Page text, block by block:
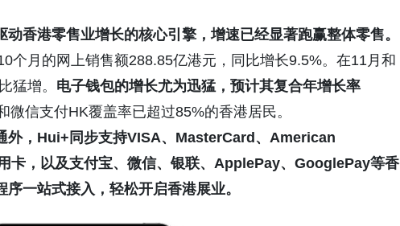
动香港零售业增长的核心引擎，增速已经显著跑赢整体零售。
个月的网上销售额288.85亿港元，同比增长9.5%。在11月和
猛增。 电子钱包的增长尤为迅猛，预计其复合年增长率
微信支付HK覆盖率已超过85%的香港居民。
外，Hui+同步支持VISA、MasterCard、American
，以及支付宝、微信、银联、ApplePay、GooglePay等香
一站式接入，轻松开启香港展业。